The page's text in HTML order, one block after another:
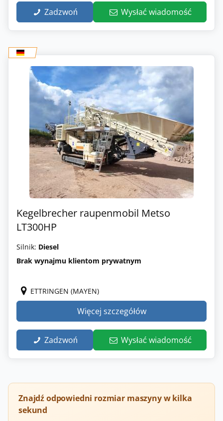
Zadzwoń Wysłać wiadomość
Kegelbrecher raupenmobil Metso
LT300HP
Silnik: Diesel
Brak wynajmu klientom prywatnym
ETTRINGEN (MAYEN)
Więcej szczegółów
Zadzwoń Wysłać wiadomość
Znajdź odpowiedni rozmiar maszyny w kilka
sekund